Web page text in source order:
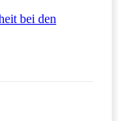
bei den